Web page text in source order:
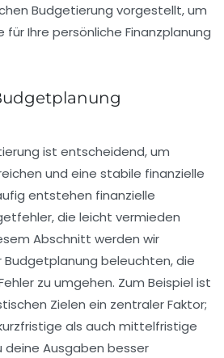
Budgetierung vorgestellt, um
für Ihre persönliche Finanzplanung
ist entscheidend, um
und eine stabile finanzielle
entstehen finanzielle
, die leicht vermieden
Abschnitt werden wir
beleuchten, die
zu umgehen. Zum Beispiel ist
Zielen ein zentraler Faktor;
als auch mittelfristige
deine Ausgaben besser